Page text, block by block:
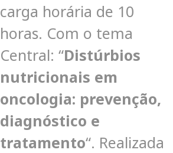
carga horária de 10
horas. Com o tema
Central: “Distúrbios
nutricionais em
oncologia: prevenção,
diagnóstico e
tratamento“. Realizada